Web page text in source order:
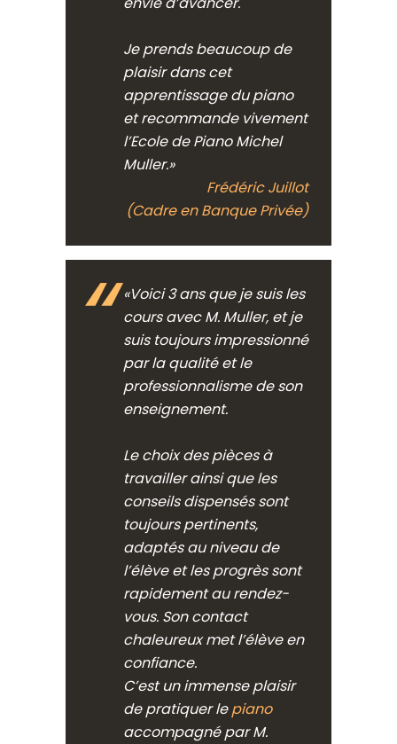
Je prends beaucoup de
plaisir dans cet
apprentissage du piano
et recommande vivement
l’Ecole de Piano Michel
Muller.»
Frédéric Juillot
(Cadre en Banque Privée)
«Voici 3 ans que je suis les
cours avec M. Muller, et je
suis toujours impressionné
par la qualité et le
professionnalisme de son
enseignement.
Le choix des pièces à
travailler ainsi que les
conseils dispensés sont
toujours pertinents,
adaptés au niveau de
l’élève et les progrès sont
rapidement au rendez-
vous. Son contact
chaleureux met l’élève en
confiance.
C’est un immense plaisir
de pratiquer lepiano
accompagné par M.